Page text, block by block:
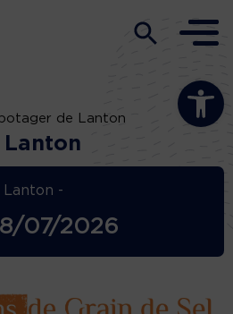
Ouvrir la
potager de Lanton
Lanton -
07/2026